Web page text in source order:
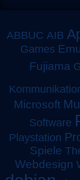
ABBUC AIB
Games
Fujiama
Microsoft
Software
Playstation
Spiele
Webdesign